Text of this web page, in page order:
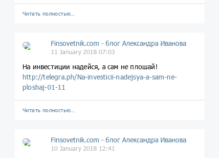
Читать полностью…
Finsovetnik.com - блог Александра Иванова
11 January 2018 07:03
На инвестиции надейся, а сам не плошай!
http://telegra.ph/Na-investicii-nadejsya-a-sam-ne-
ploshaj-01-11
Читать полностью…
Finsovetnik.com - блог Александра Иванова
10 January 2018 12:41